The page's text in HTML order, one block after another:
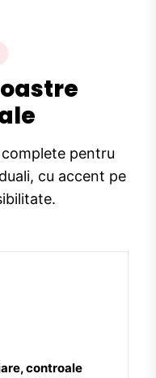
pentru
cu accent pe
controale